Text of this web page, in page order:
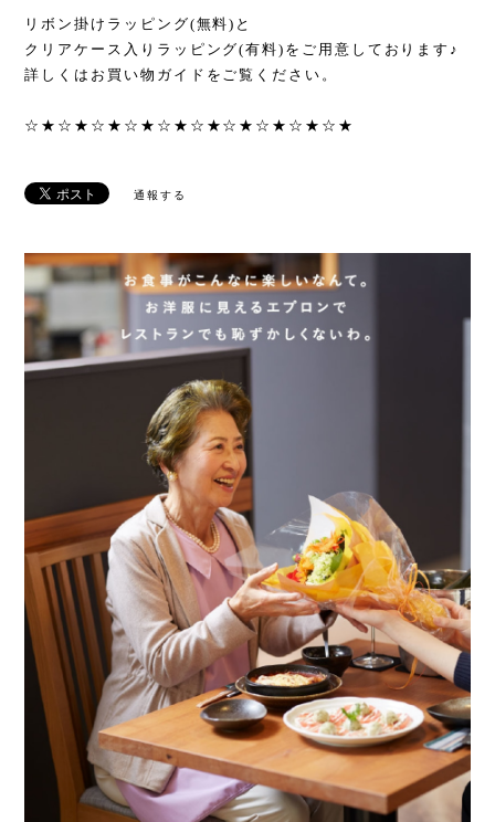
リボン掛けラッピング(無料)と
クリアケース入りラッピング(有料)をご用意しております♪
詳しくはお買い物ガイドをご覧ください。
☆★☆★☆★☆★☆★☆★☆★☆★☆★☆★
通報する